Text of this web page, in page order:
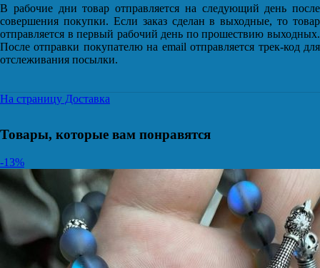
В рабочие дни товар отправляется на следующий день после
совершения покупки. Если заказ сделан в выходные, то товар
отправляется в первый рабочий день по прошествию выходных.
После отправки покупателю на email отправляется трек-код для
отслеживания посылки.
На страницу Доставка
Товары, которые вам понравятся
-13%